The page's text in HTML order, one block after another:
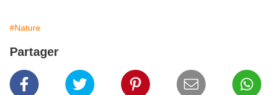
#Nature
Partager